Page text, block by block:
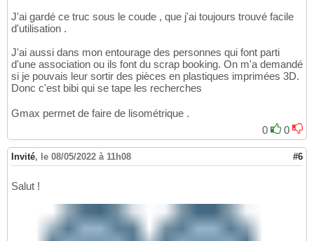
J'ai gardé ce truc sous le coude , que j'ai toujours trouvé facile
d'utilisation .
J'ai aussi dans mon entourage des personnes qui font parti
d'une association ou ils font du scrap booking. On m'a demandé
si je pouvais leur sortir des pièces en plastiques imprimées 3D.
Donc c'est bibi qui se tape les recherches
Gmax permet de faire de lisométrique .
0
0
Invité, le 08/05/2022 à 11h08 #6
Salut !